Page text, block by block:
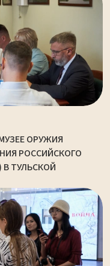
ОРУЖИЯ
РОССИЙСКОГО
ТУЛЬСКОЙ